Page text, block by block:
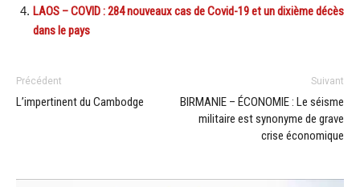
LAOS – COVID : 284 nouveaux cas de Covid-19 et un dixième décès
dans le pays
Précédent
L’impertinent du Cambodge
Suivant
BIRMANIE – ÉCONOMIE : Le séisme
militaire est synonyme de grave
crise économique